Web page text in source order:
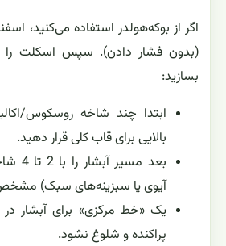
اگر از بوکه‌هولدر استفاده می‌کنید،
(بدون فشار دادن). سپس اسکلت را
بسازید:
ابتدا چند شاخه روسکوس/
بالایی برای قاب کلی قرار دهید.
بعد
آیوی یا سبزینه‌های سبک)
یک «خط مرکزی» برای آبشار در
پراکنده و شلوغ نشود.